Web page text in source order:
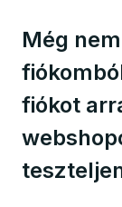
Még
fiókot